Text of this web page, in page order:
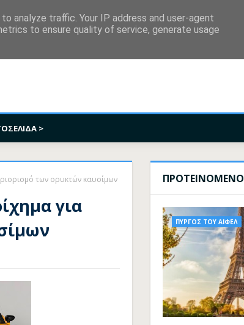
>
των ορυκτών καυσίμων
για
ΠΡΟΤΕΙΝΟΜΕΝΟ
ΠΥΡΓΟΣ ΤΟΥ ΑΙΦΕΛ
analyze traffic. Your IP address and user-agent
to ensure quality of service, generate usage